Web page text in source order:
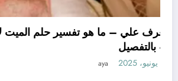
تعرف علي – ما هو تفسير
– بالتفصيل
11 يونيو، 2025